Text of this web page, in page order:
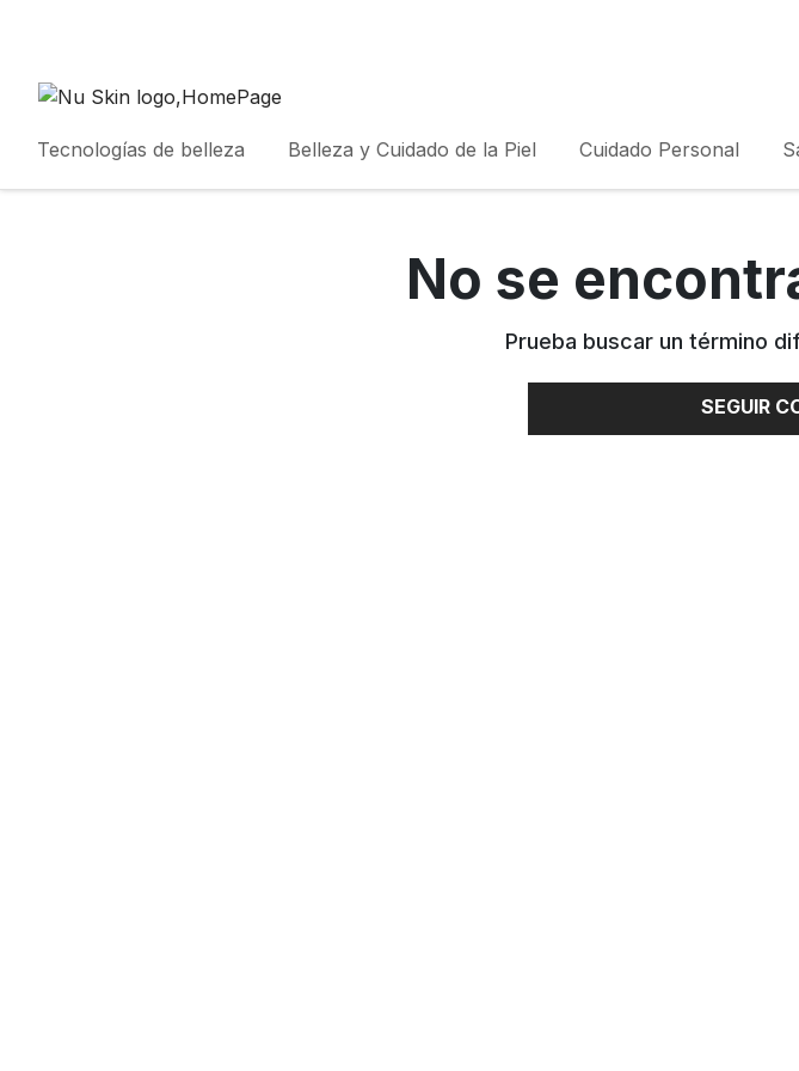
Tecnologías de belleza Belleza y Cuidado de la Piel Cuidado Personal
No se
Prueba buscar un término
SEGUIR